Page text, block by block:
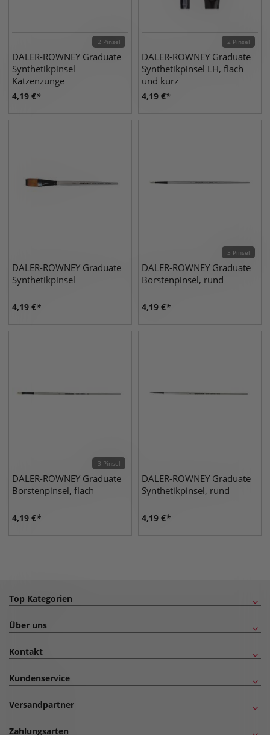
2 Pinsel
DALER-ROWNEY Graduate
Synthetikpinsel
Katzenzunge
4,19 €
2 Pinsel
DALER-ROWNEY Graduate
Synthetikpinsel LH, flach
und kurz
4,19 €
DALER-ROWNEY Graduate
Synthetikpinsel
4,19 €
3 Pinsel
DALER-ROWNEY Graduate
Borstenpinsel, rund
4,19 €
3 Pinsel
DALER-ROWNEY Graduate
Borstenpinsel, flach
4,19 €
DALER-ROWNEY Graduate
Synthetikpinsel, rund
4,19 €
Top Kategorien
Über uns
Kontakt
Kundenservice
Versandpartner
Zahlungsarten